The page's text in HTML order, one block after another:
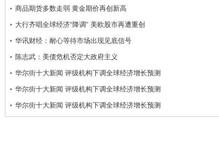
商品期货多数走弱 黄金期价再创新高
大行齐唱全球经济“降调” 美欧股市再遭重创
华讯财经：耐心等待市场出现见底信号
陈志武：美债危机否定大政府主义
华尔街十大新闻 评级机构下调全球经济增长预测
华尔街十大新闻 评级机构下调全球经济增长预测
华尔街十大新闻 评级机构下调全球经济增长预测